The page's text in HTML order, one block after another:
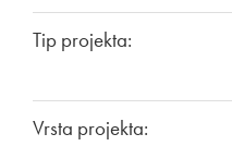
Tip projekta:
Vrsta projekta: